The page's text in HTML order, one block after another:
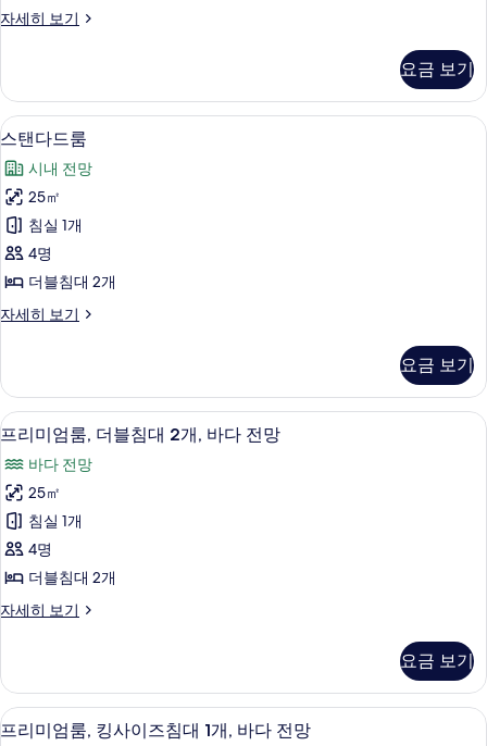
소
드,
간
이
주
방
사
진
모
두
기
개
베
드,
간
이
주
방
자
세
히
기
오,
실
개,
간
이
주
방
사
진
보
기
자세히 보기
슈
스
튜
디
침
실
개,
간
이
주
방
보
기
요금 보기
스
탠
다
드
룸
사
모
보
기
객실 내 금고, 암막 커튼, 다리미/다리
7
스탠다드룸
시내 전망
25㎡
침실 1개
4명
더블침대 2개
자세히 보기
스
룸
자
세
보
기
요금 보기
프
미
엄
룸,
더
침
2
개,
바
객실 내 금고, 암막 커튼, 다리미/다리
12
프리미엄룸, 더블침대 2개, 바다 전망
바다 전망
25㎡
침실 1개
4명
더블침대 2개
자세히 보기
프
룸,
더
블
요금 보기
프
객실 내 금고, 암막 커튼, 다리미/다리
7
프리미엄룸, 킹사이즈침대 1개, 바다 전망